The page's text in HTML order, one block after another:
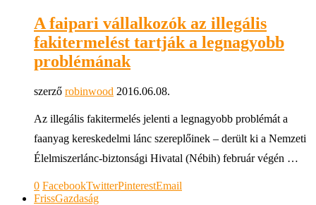
A faipari vállalkozók az illegális
fakitermelést tartják a legnagyobb
problémának
szerző robinwood 2016.06.08.
Az illegális fakitermelés jelenti a legnagyobb problémát a
faanyag kereskedelmi lánc szereplőinek – derült ki a Nemzeti
Élelmiszerlánc-biztonsági Hivatal (Nébih) február végén …
0 FacebookTwitterPinterestEmail
FrissGazdaság